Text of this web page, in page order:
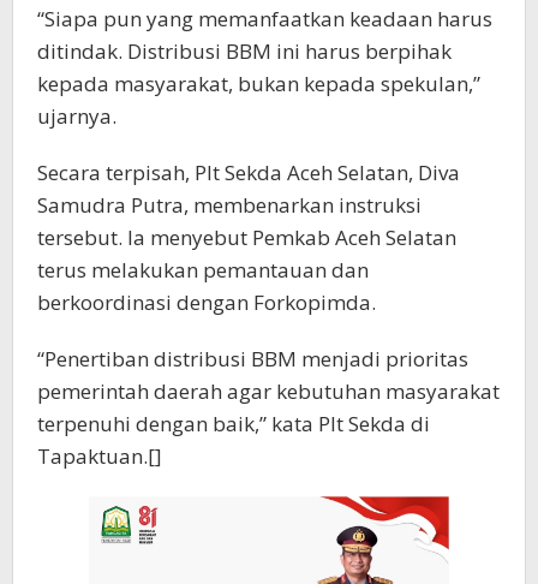
“Siapa pun yang memanfaatkan keadaan harus
ditindak. Distribusi BBM ini harus berpihak
kepada masyarakat, bukan kepada spekulan,”
ujarnya.
Secara terpisah, Plt Sekda Aceh Selatan, Diva
Samudra Putra, membenarkan instruksi
tersebut. Ia menyebut Pemkab Aceh Selatan
terus melakukan pemantauan dan
berkoordinasi dengan Forkopimda.
“Penertiban distribusi BBM menjadi prioritas
pemerintah daerah agar kebutuhan masyarakat
terpenuhi dengan baik,” kata Plt Sekda di
Tapaktuan.[]